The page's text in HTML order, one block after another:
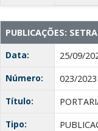
PUBLICAÇÕES:
Data:
25/09/
Número:
023/2023
Título:
Tipo: